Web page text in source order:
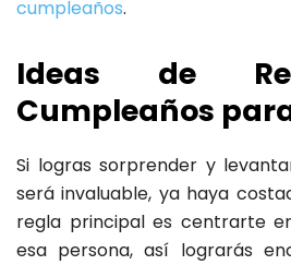
cumpleaños.
Ideas de
Cumpleaños
Si logras sorprender y
será invaluable, ya haya
regla principal es centrarte
esa persona, así lograrás